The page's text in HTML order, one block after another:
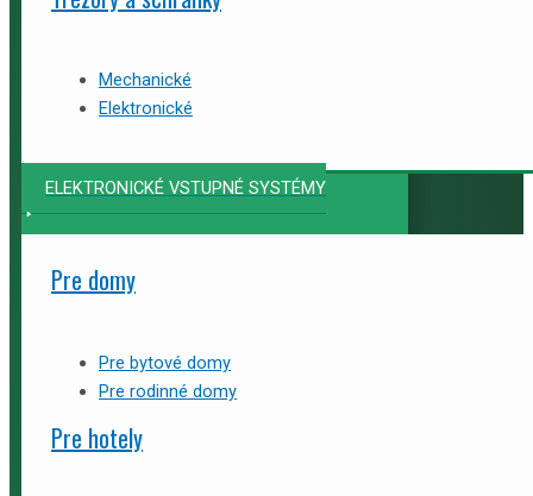
Mechanické
Elektronické
ELEKTRONICKÉ VSTUPNÉ SYSTÉMY
Pre domy
Pre bytové domy
Pre rodinné domy
Pre hotely